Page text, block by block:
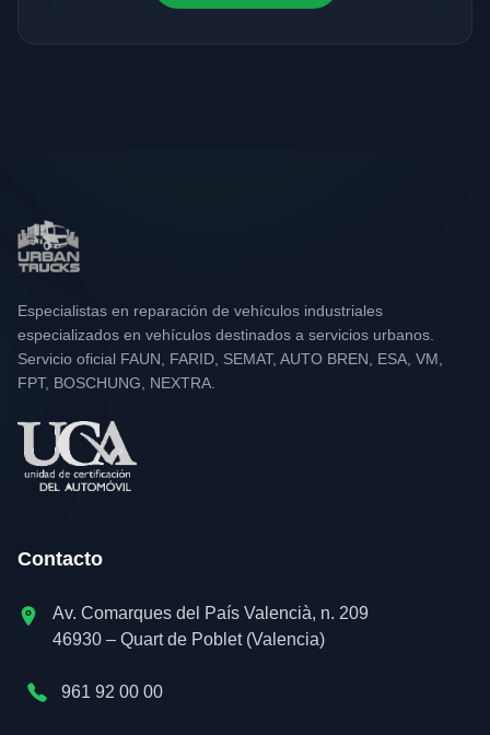
Especialistas en reparación de vehículos industriales
especializados en vehículos destinados a servicios urbanos.
Servicio oficial FAUN, FARID, SEMAT, AUTO BREN, ESA, VM,
FPT, BOSCHUNG, NEXTRA.
Contacto
Av. Comarques del País Valencià, n. 209
46930 – Quart de Poblet (Valencia)
961 92 00 00